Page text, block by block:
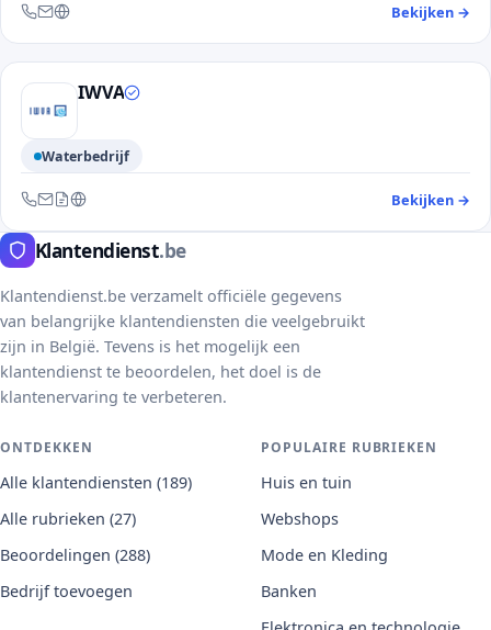
Bereikbaar via telefoon, e-mail en website Bekijken →
IWVA
Waterbedrijf
Bereikbaar via telefoon, e-mail, contactformulier en websiteBekijken →
Klantendienst.be
Klantendienst.be verzamelt officiële gegevens
van belangrijke klantendiensten die veelgebruikt
zijn in België. Tevens is het mogelijk een
klantendienst te beoordelen, het doel is de
klantenervaring te verbeteren.
ONTDEKKEN
Alle klantendiensten (189)
Alle rubrieken (27)
Beoordelingen (288)
Bedrijf toevoegen
POPULAIRE RUBRIEKEN
Huis en tuin
Webshops
Mode en Kleding
Banken